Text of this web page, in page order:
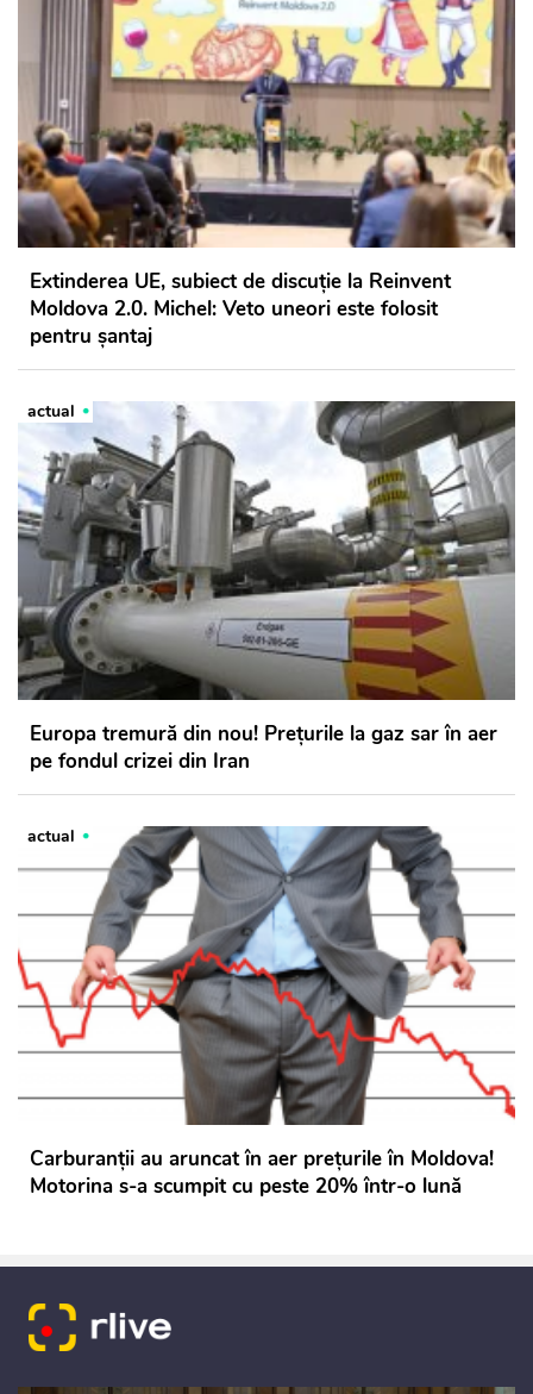
Extinderea UE, subiect de discuție la Reinvent
Moldova 2.0. Michel: Veto uneori este folosit
pentru șantaj
actual
Europa tremură din nou! Prețurile la gaz sar în aer
pe fondul crizei din Iran
actual
Carburanții au aruncat în aer prețurile în Moldova!
Motorina s-a scumpit cu peste 20% într-o lună